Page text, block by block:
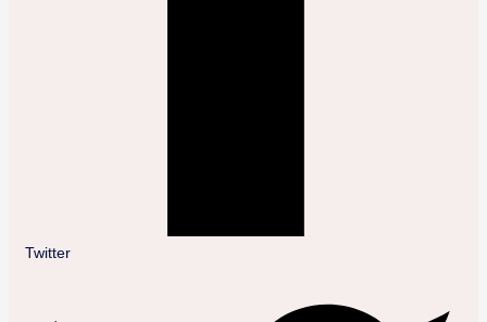
Twitter